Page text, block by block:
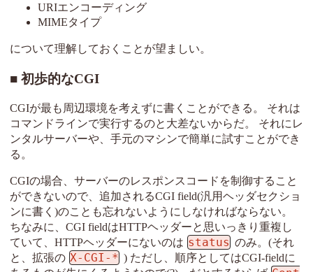
URIエンコーディング
MIMEタイプ
について理解しておくことが望ましい。
初歩的なCGI
CGIが最も周辺環境を考えずに書くことができる。 それは
コマンドラインで実行するのと大差ないからだ。 それにレ
ンタルサーバーや、手元のマシンで簡単に試すことができ
る。
CGIの場合、サーバーのレスポンスコードを制御すること
ができないので、追加されるCGI field(汎用ヘッダセクショ
ンに書く)のことも忘れないようにしなければならない。
ちなみに、CGI fieldはHTTPヘッダーと思いっきり重複し
ていて、HTTPヘッダーにないのは status のみ。(それ
と、拡張の X-CGI-* ) ただし、順序としてはCGI-fieldに